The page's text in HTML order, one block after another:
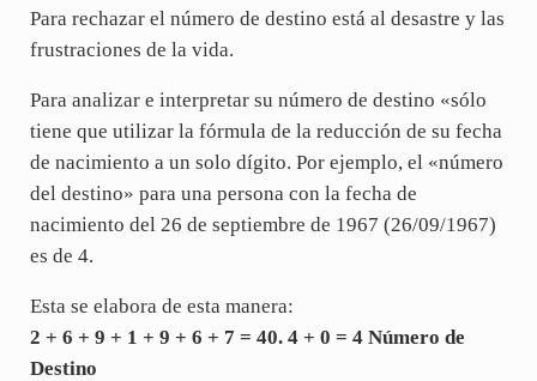
Para rechazar el número de destino está al desastre y las
frustraciones de la vida.
Para analizar e interpretar su número de destino «sólo
tiene que utilizar la fórmula de la reducción de su fecha
de nacimiento a un solo dígito. Por ejemplo, el «número
del destino» para una persona con la fecha de
nacimiento del 26 de septiembre de 1967 (26/09/1967)
es de 4.
Esta se elabora de esta manera:
2 + 6 + 9 + 1 + 9 + 6 + 7 = 40. 4 + 0 = 4 Número de
Destino